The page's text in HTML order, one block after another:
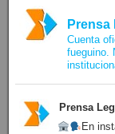
Prensa
Cuenta
fueguino.
Prensa
En